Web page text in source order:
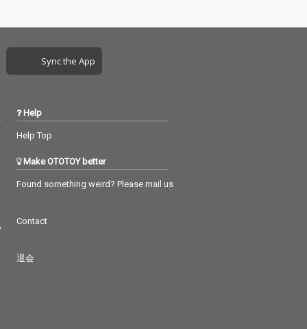
Sync the App
Help
Help Top
Make OTOTOY better
Found something weird? Please mail us
Contact
退会